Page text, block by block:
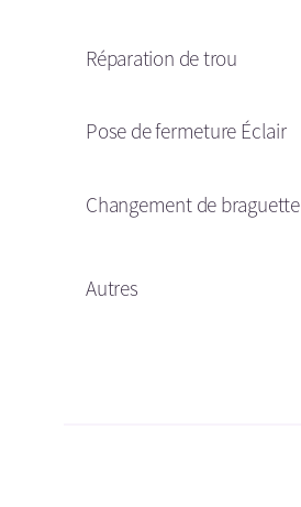
Réparation de trou
Pose de fermeture Éclair
Changement de braguette
Autres